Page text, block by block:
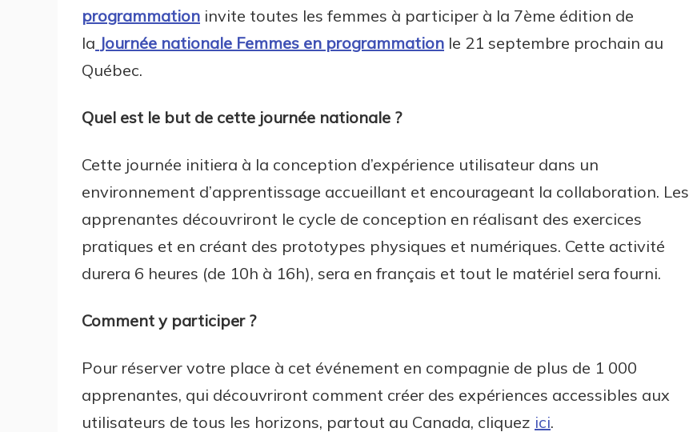
programmation invite toutes les femmes à participer à la 7ème édition de
la Journée nationale Femmes en programmation le 21 septembre prochain au
Québec.
Quel est le but de cette journée nationale ?
Cette journée initiera à la conception d’expérience utilisateur dans un
environnement d’apprentissage accueillant et encourageant la collaboration. Les
apprenantes découvriront le cycle de conception en réalisant des exercices
pratiques et en créant des prototypes physiques et numériques. Cette activité
durera 6 heures (de 10h à 16h), sera en français et tout le matériel sera fourni.
Comment y participer ?
Pour réserver votre place à cet événement en compagnie de plus de 1 000
apprenantes, qui découvriront comment créer des expériences accessibles aux
utilisateurs de tous les horizons, partout au Canada, cliquez ici.